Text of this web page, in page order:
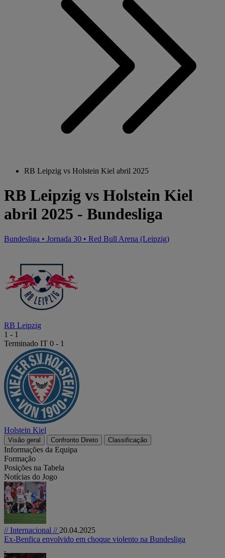
RB Leipzig vs Holstein Kiel abril 2025
RB Leipzig vs Holstein Kiel
abril 2025 - Bundesliga
Bundesliga • Jornada 30 • Red Bull Arena (Leipzig)
RB Leipzig
1 - 1
Terminado IT 0 - 1
Holstein Kiel
Visão geral Confronto Direto Classificação
Informações da Equipa
Formação
Posições na Tabela
Notícias do Jogo
// Internacional // 20.04.2025
Ex-Benfica envolvido em choque violento na Bundesliga